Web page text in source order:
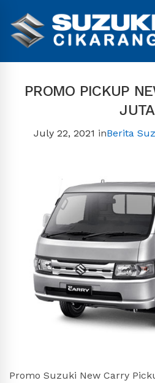
PROMO PICKUP
JUTA
July 22, 2021 inBerita
Promo Suzuki New Carry